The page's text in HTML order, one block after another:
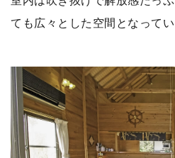
ても広々とした空間となってい